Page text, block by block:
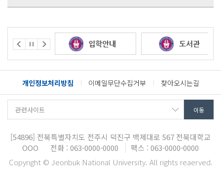
개인정보처리방침 이메일무단수집거부 찾아오시는길
[54896] 전북특별자치도 전주시 덕진구 백제대로 567 전북대학교
OOO
전화 : 063-0000-0000
팩스 : 063-0000-0000
Copyright © Jeonbuk National University. All rights reaerved.